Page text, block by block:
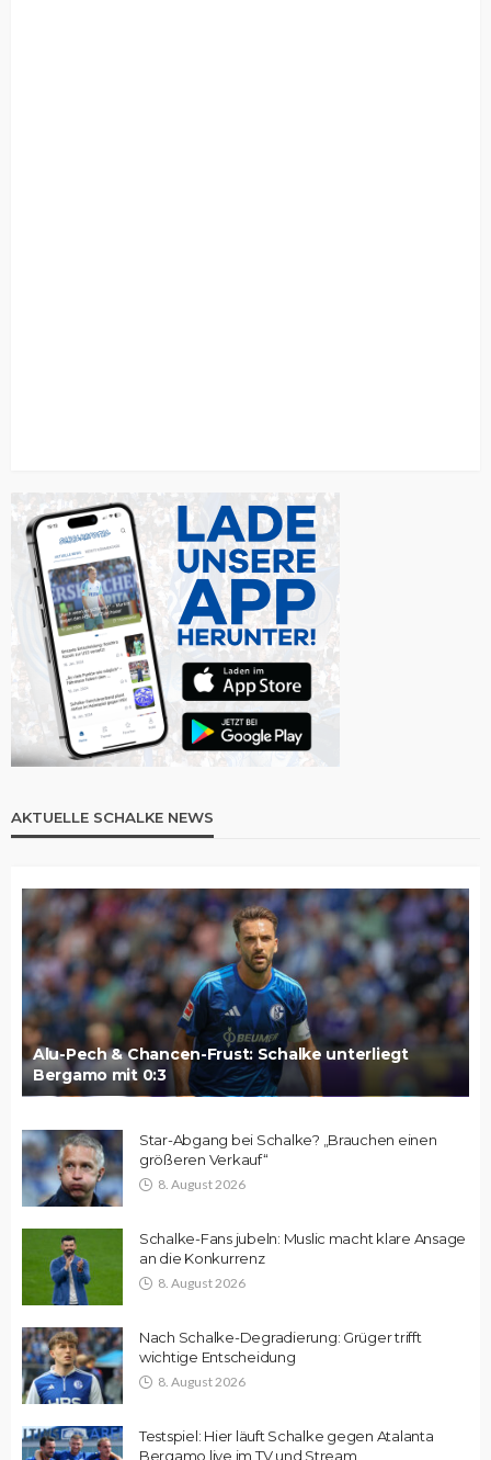
AKTUELLE SCHALKE NEWS
Alu-Pech & Chancen-Frust: Schalke unterliegt
Bergamo mit 0:3
Star-Abgang bei Schalke? „Brauchen einen
größeren Verkauf“
8. August 2026
Schalke-Fans jubeln: Muslic macht klare Ansage
an die Konkurrenz
8. August 2026
Nach Schalke-Degradierung: Grüger trifft
wichtige Entscheidung
8. August 2026
Testspiel: Hier läuft Schalke gegen Atalanta
Bergamo live im TV und Stream